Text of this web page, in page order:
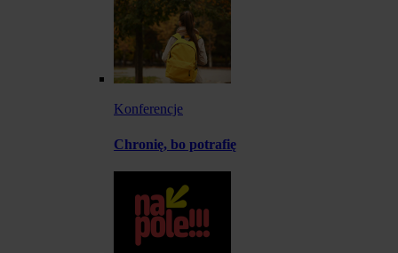
Konferencje
Chronię, bo potrafię